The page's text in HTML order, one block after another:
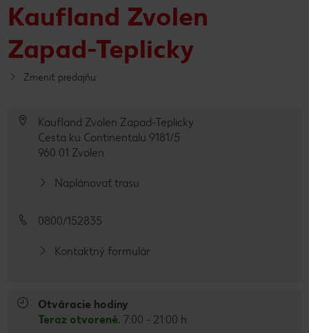
Kaufland Zvolen
Zapad-Teplicky
Zmeniť predajňu
Kaufland Zvolen Zapad-Teplicky
Cesta ku Continentalu 9181/5
960 01 Zvolen
Naplánovať trasu
0800/152835
Kontaktný formulár
Otváracie hodiny
Teraz otvorené. 7:00 - 21:00 h